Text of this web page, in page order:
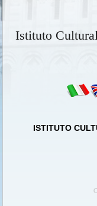
Istituto
ISTITUTO